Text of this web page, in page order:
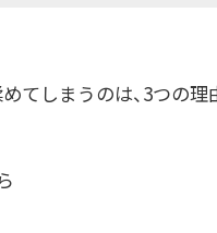
しまうのは、3つの理